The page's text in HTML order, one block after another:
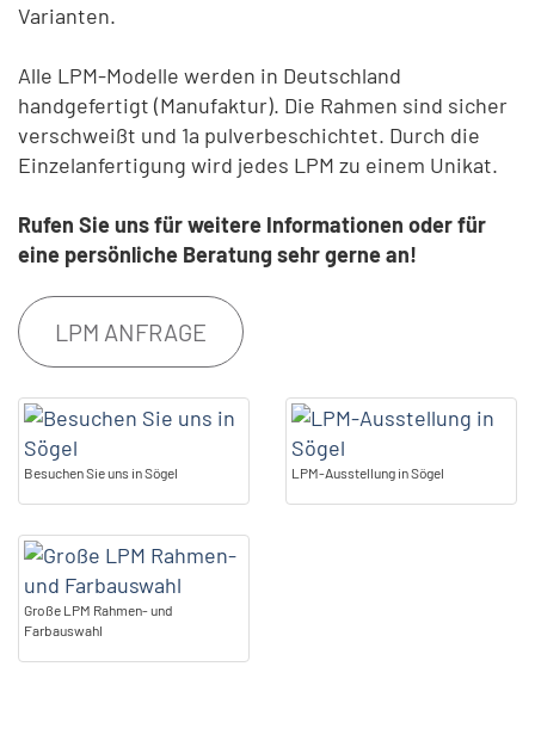
Varianten.
Alle LPM-Modelle werden in Deutschland
handgefertigt (Manufaktur). Die Rahmen sind sicher
verschweißt und 1a pulverbeschichtet. Durch die
Einzelanfertigung wird jedes LPM zu einem Unikat.
Rufen Sie uns für weitere Informationen oder für
eine persönliche Beratung sehr gerne an!
LPM ANFRAGE
Besuchen Sie uns in Sögel LPM-Ausstellung in Sögel
Große LPM Rahmen- und
Farbauswahl